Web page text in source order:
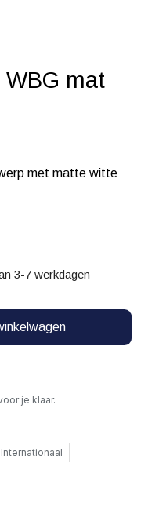
WBG mat
met matte witte
3-7 werkdagen
je klaar.
Internationaal